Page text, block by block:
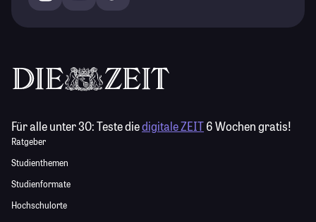
Für alle unter 30:Teste diedigitale ZEIT6 Wochen gratis!
Ratgeber
Studienthemen
Studienformate
Hochschulorte